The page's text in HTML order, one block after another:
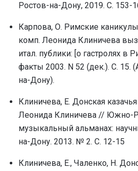
Ростов-на-Дону, 2019. С. 153-
Карпова, О. Римские
комп. Леонида Клиничева
итал. публики: [о гастролях в
факты 2003. N 52 (дек.). С. 15.
на-Дону).
Клиничева, Е. Донская
Леонида Клиничева // Южно-
музыкальный альманах:
на-Дону. 2013. № 2. С. 12-15
Клиничева, Е., Чаленко, Н.